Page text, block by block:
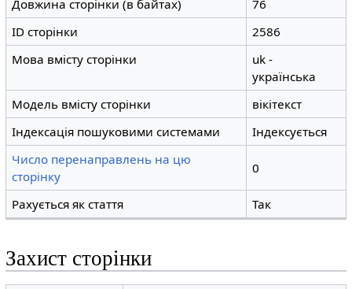
Довжина сторінки (в байтах)
76
ID сторінки
2586
Мова вмісту сторінки
uk -
українська
Модель вмісту сторінки
вікітекст
Індексація пошуковими системами
Індексується
Число перенаправлень на цю
сторінку
0
Рахується як стаття Так
Захист сторінки